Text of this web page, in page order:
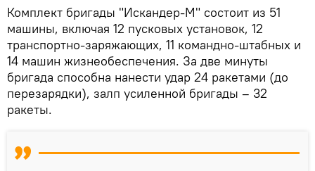
Комплект бригады "Искандер-М" состоит из 51
машины, включая 12 пусковых установок, 12
транспортно-заряжающих, 11 командно-штабных и
14 машин жизнеобеспечения. За две минуты
бригада способна нанести удар 24 ракетами (до
перезарядки), залп усиленной бригады – 32
ракеты.